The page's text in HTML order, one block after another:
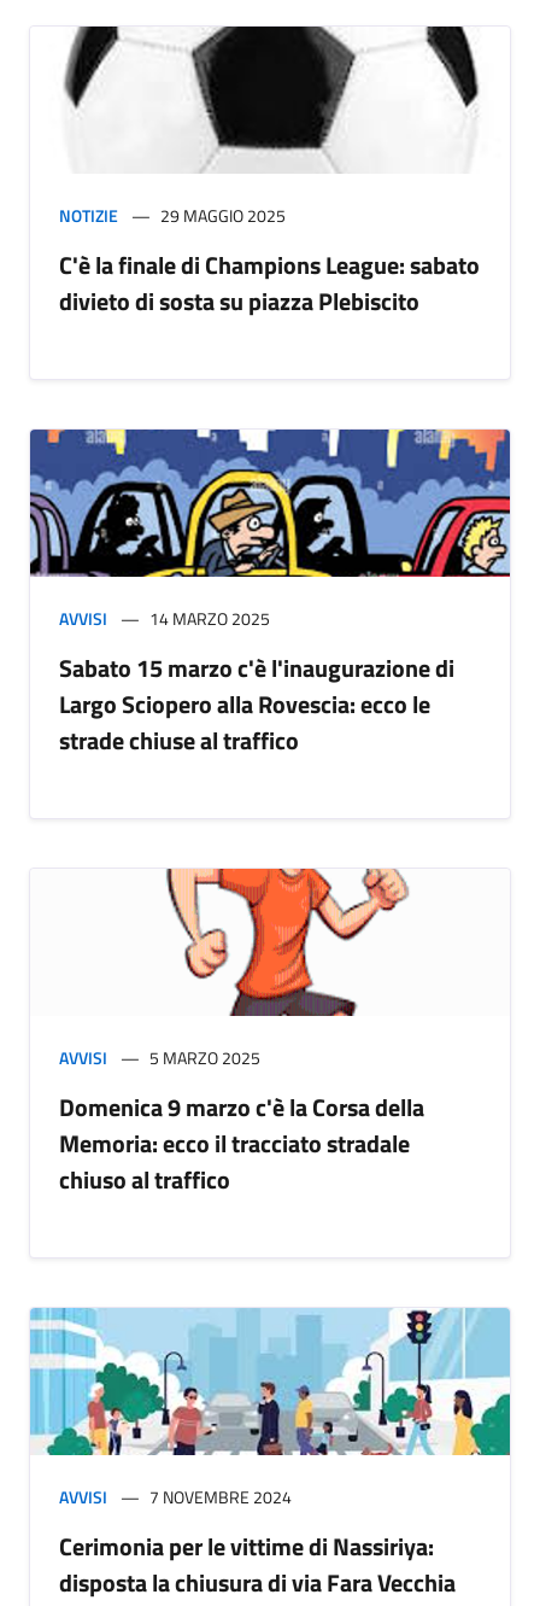
NOTIZIE 29 MAGGIO 2025
C'è la finale di Champions League: sabato
divieto di sosta su piazza Plebiscito
AVVISI 14 MARZO 2025
Sabato 15 marzo c'è l'inaugurazione di
Largo Sciopero alla Rovescia: ecco le
strade chiuse al traffico
AVVISI 5 MARZO 2025
Domenica 9 marzo c'è la Corsa della
Memoria: ecco il tracciato stradale
chiuso al traffico
AVVISI 7 NOVEMBRE 2024
Cerimonia per le vittime di Nassiriya:
disposta la chiusura di via Fara Vecchia